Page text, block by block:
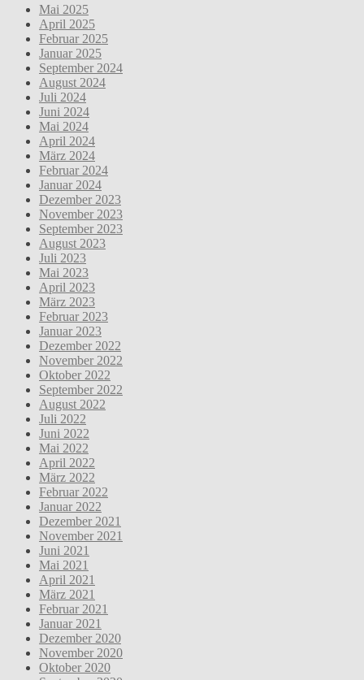
Mai 2025
April 2025
Februar 2025
Januar 2025
September 2024
August 2024
Juli 2024
Juni 2024
Mai 2024
April 2024
März 2024
Februar 2024
Januar 2024
Dezember 2023
November 2023
September 2023
August 2023
Juli 2023
Mai 2023
April 2023
März 2023
Februar 2023
Januar 2023
Dezember 2022
November 2022
Oktober 2022
September 2022
August 2022
Juli 2022
Juni 2022
Mai 2022
April 2022
März 2022
Februar 2022
Januar 2022
Dezember 2021
November 2021
Juni 2021
Mai 2021
April 2021
März 2021
Februar 2021
Januar 2021
Dezember 2020
November 2020
Oktober 2020